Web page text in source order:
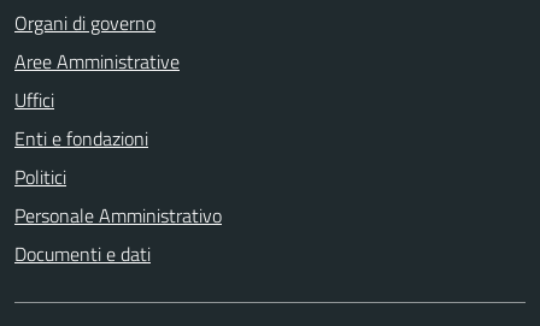
Organi di governo
Aree Amministrative
Uffici
Enti e fondazioni
Politici
Personale Amministrativo
Documenti e dati